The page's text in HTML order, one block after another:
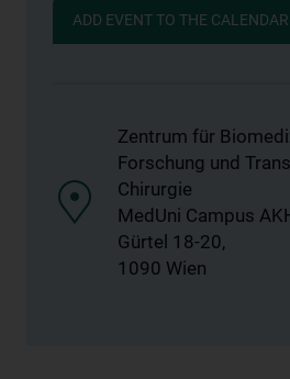
ADD EVENT TO THE
Zentrum für
Forschung und
Chirurgie
MedUni Campus
Gürtel 18-20,
1090 Wien